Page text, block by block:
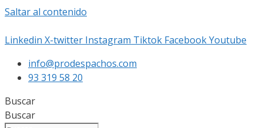
Saltar al contenido
Linkedin X-twitter Instagram Tiktok FacebookYoutube
info@prodespachos.com
93 319 58 20
Buscar
Buscar